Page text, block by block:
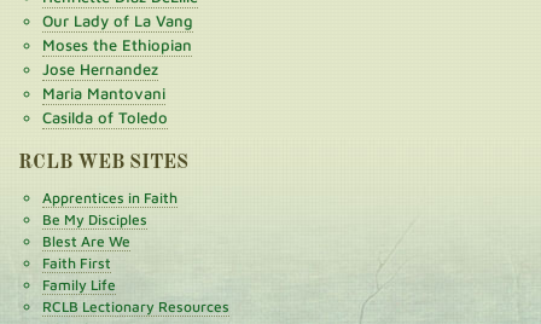
Our Lady of La Vang
Moses the Ethiopian
Jose Hernandez
Maria Mantovani
Casilda of Toledo
RCLB WEB SITES
Apprentices in Faith
Be My Disciples
Blest Are We
Faith First
Family Life
RCLB Lectionary Resources